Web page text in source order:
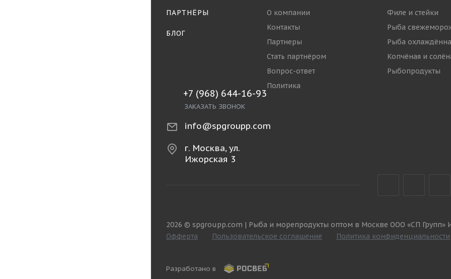
ПАРТНЁРЫ
БЛОГ
О компании
Контакты
Партнеры
Стать партнёром
Вопрос-ответ
Политика
Филе и стейки
Рыба
Рыба
Копчёная и
Рыбопродукты
+7 (968) 644-16-93
ЗАКАЗАТЬ ЗВОНОК
info@spgroupp.com
г. Москва, ул.
Ижорская 3
2026 © spgroupp.com | Рыба и морепродукты оптом в Москве ООО «СП Групп»
Офферта
Пользовательское соглашение Политика конфиденциальности
Разработано в